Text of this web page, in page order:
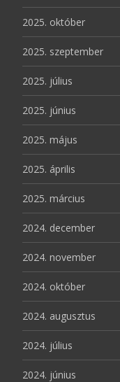
2025. október
2025. szeptember
2025. július
2025. június
2025. május
2025. április
2025. március
2024. december
2024. november
2024. október
2024. augusztus
2024. július
2024. június